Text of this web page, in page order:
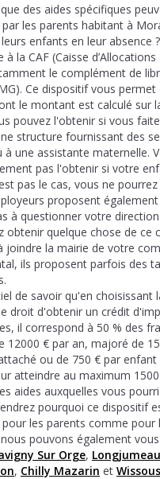
des aides spécifiques
les parents habitant à
enfants en leur absence
la CAF (Caisse
le complément de
Ce dispositif vous permet
le montant est calculé sur
pouvez l'obtenir si vous
structure fournissant des
à une assistante maternelle.
pas l'obtenir si votre
pas le cas, vous ne
proposent également
à questionner votre
obtenir quelque chose de ce
joindre la mairie de votre
ils proposent parfois des
de savoir qu'en choisissant
droit d'obtenir un crédit
il correspond à 50 % des
12000 € par an, majoré de
ou de 750 € par enfant
atteindre au maximum
aides auxquelles vous
pourquoi ce dispositif
les parents comme pour
pouvons également
Sur Orge, Longjumeau
, Chilly Mazarin et Wissous